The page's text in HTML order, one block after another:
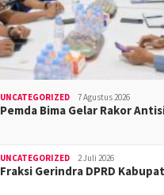
UNCATEGORIZED 7 Agustus 2026
Pemda Bima Gelar Rakor
UNCATEGORIZED 2 Juli 2026
Fraksi Gerindra DPRD